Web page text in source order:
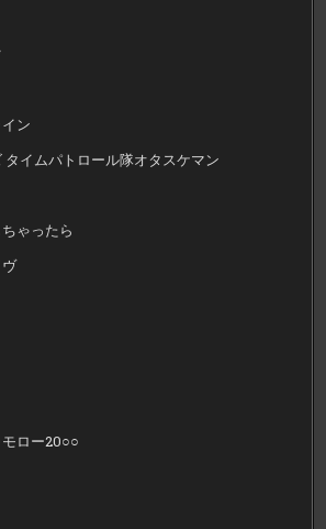
ン
タイムパトロール隊オタスケマン
ゃったら
ロー20○○